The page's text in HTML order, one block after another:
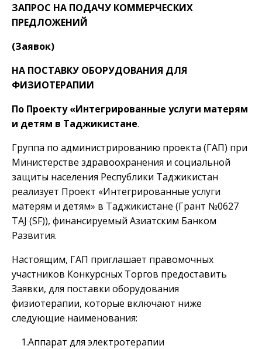
ЗАПРОС НА ПОДАЧУ КОММЕРЧЕСКИХ
ПРЕДЛОЖЕНИЙ
(Заявок)
НА ПОСТАВКУ ОБОРУДОВАНИЯ ДЛЯ
ФИЗИОТЕРАПИИ
По Проекту «Интегрированные услуги матерям
и детям в Таджикистане.
Группа по администрированию проекта (ГАП) при
Министерстве здравоохранения и социальной
защиты населения Республики Таджикистан
реализует Проект «Интегрированные услуги
матерям и детям» в Таджикистане (Грант №0627
TAJ (SF)), финансируемый Азиатским Банком
Развития.
Настоящим, ГАП приглашает правомочных
участников Конкурсных Торгов предоставить
Заявки, для поставки оборудования
физиотерапии, которые включают ниже
следующие наименования:
1.Аппарат для электротерапии